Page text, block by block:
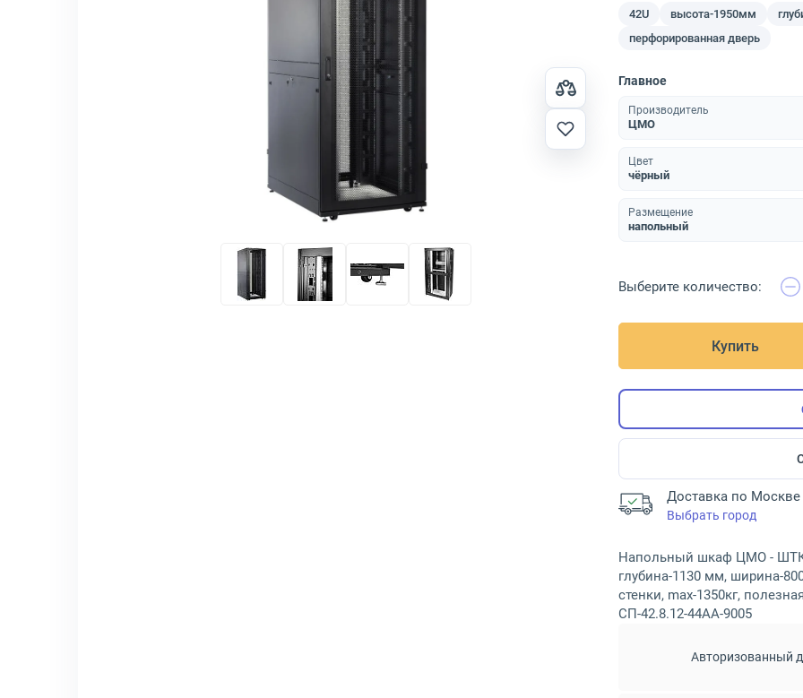
42U высота-1950мм
перфорированная дверь
Главное
Производитель
ЦМО
Цвет
чёрный
Размещение
напольный
Выберите количество:
Купить
Доставка по Москве
Выбрать город
Напольный шкаф ЦМО -
глубина-1130 мм, ширина-
стенки, max-1350кг,
СП-42.8.12-44АА-9005
Авторизованный